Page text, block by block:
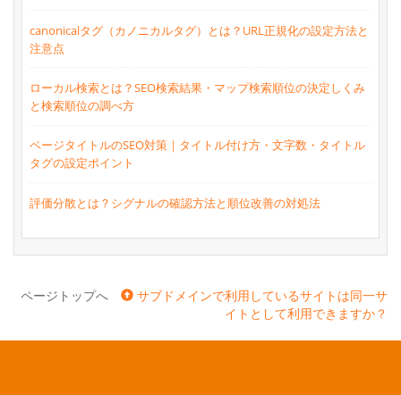
canonicalタグ（カノニカルタグ）とは？URL正規化の設定方法と
注意点
ローカル検索とは？SEO検索結果・マップ検索順位の決定しくみ
と検索順位の調べ方
ページタイトルのSEO対策｜タイトル付け方・文字数・タイトル
タグの設定ポイント
評価分散とは？シグナルの確認方法と順位改善の対処法
ページトップへ
サブドメインで利用しているサイトは同一サ
イトとして利用できますか？